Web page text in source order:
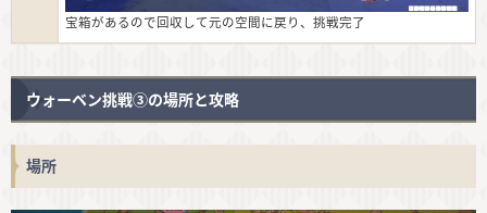
宝箱があるので回収して元の空間に戻り、挑戦完了
ウォーベン挑戦③の場所と攻略
場所